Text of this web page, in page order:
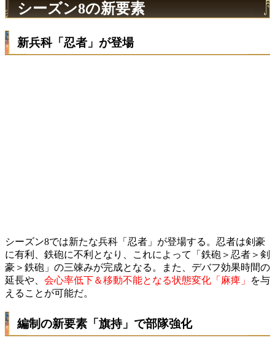
シーズン8の新要素
新兵科「忍者」が登場
シーズン8では新たな兵科「忍者」が登場する。忍者は剣豪
に有利、鉄砲に不利となり、これによって「鉄砲＞忍者＞剣
豪＞鉄砲」の三竦みが完成となる。また、デバフ効果時間の
延長や、 会心率低下＆移動不能となる状態変化「麻痺」
を与
えることが可能だ。
編制の新要素「旗持」で部隊強化